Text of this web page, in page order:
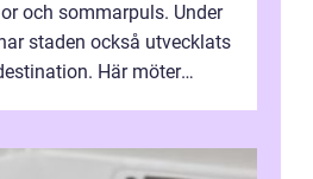
och sommarpuls. Under
staden också utvecklats
Här möter